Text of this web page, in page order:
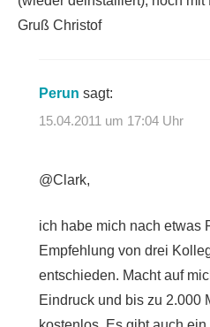
Gruß Christof
Perun sagt:
15.04.2011 um 17:04 Uhr
@Clark,
ich habe mich nach etwas
Empfehlung von drei
entschieden. Macht auf
Eindruck und bis zu 2.000